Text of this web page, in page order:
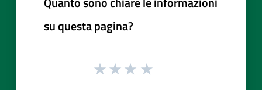
su questa pagina?